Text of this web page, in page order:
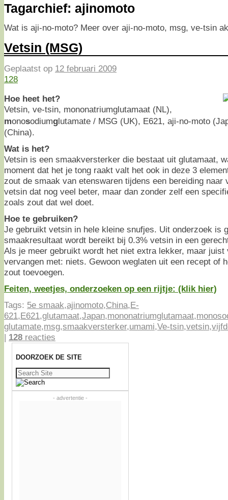
Tagarchief: ajinomoto
Wat is aji-no-moto? Meer over aji-no-moto, msg, ve-tsin
Vetsin (MSG)
Geplaatst op 12 februari 2009
128
Hoe heet het?
Vetsin, ve-tsin, mononatriumglutamaat (NL),
monosodiumglutamate / MSG (UK), E621, aji-no-moto
(China).
Wat is het?
Vetsin is een smaakversterker die bestaat uit glutamaat,
moment dat het je tong raakt valt het ook in deze 3
zout de smaak van etenswaren tijdens een bereiding naar
vetsin dat nog veel beter, maar dan zonder zelf een
zoals zout dat wel doet.
Hoe te gebruiken?
Je gebruikt vetsin in hele kleine snufjes. Uit onderzoek is
smaakresultaat wordt bereikt bij 0.3% vetsin in een
Als je meer gebruikt wordt het niet extra lekker, maar juist
vervangen met: niets. Gewoon weglaten uit een recept of
zout toevoegen.
Feiten, weetjes, onderzoeken op een rijtje: (klik hier)
Tags: 5e smaak,ajinomoto,China,E-
621,E621,glutamaat,Japan,mononatriumglutamaat,
glutamate,msg,smaakversterker,umami,Ve-tsin,vetsin,
| 128 reacties
DOORZOEK DE SITE
Zoeken
naar:
- advertentie -